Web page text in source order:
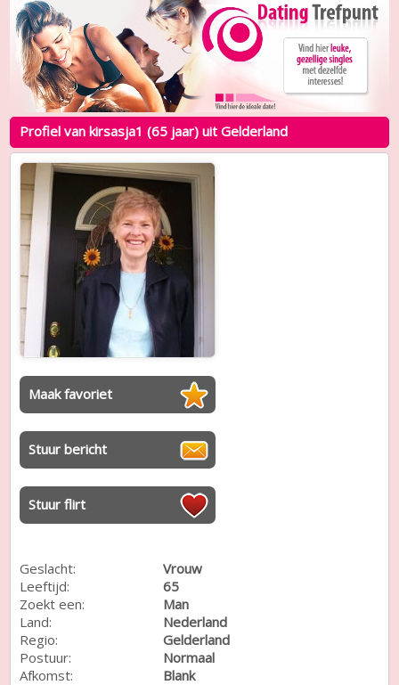
Profiel van kirsasja1 (65 jaar) uit Gelderland
Maak favoriet
Stuur bericht
Stuur flirt
Geslacht:
Vrouw
Leeftijd:
65
Zoekt een:
Man
Land:
Nederland
Regio:
Gelderland
Postuur:
Normaal
Afkomst:
Blank